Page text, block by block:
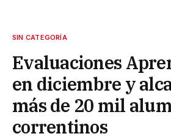
SIN CATEGORÍA
Evaluaciones
en diciembre y
más de 20 mil
correntinos